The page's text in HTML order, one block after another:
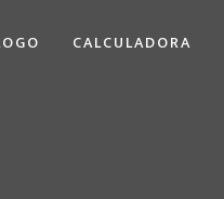
CALCULADORA